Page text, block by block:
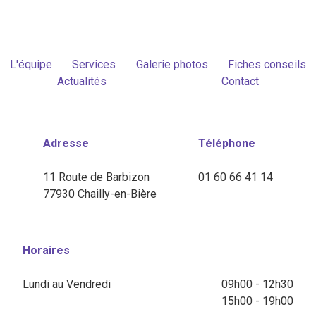
L'équipe Services Galerie photos
Fiches conseils
Actualités
Contact
Adresse
11 Route de Barbizon
77930 Chailly-en-Bière
Téléphone
01 60 66 41 14
Horaires
Lundi au Vendredi
09h00 - 12h30
15h00 - 19h00